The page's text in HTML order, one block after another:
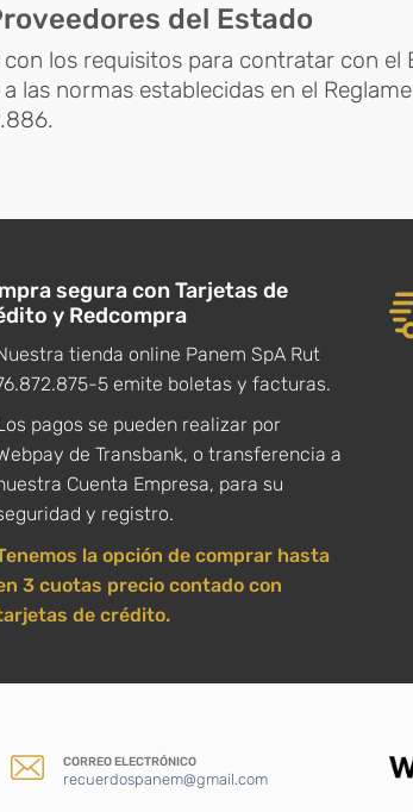
del Estado
los requisitos para contratar con el
las normas establecidas en el
segura con Tarjetas de
y Redcompra
tienda online Panem SpA Rut
5 emite boletas y facturas.
pagos se pueden realizar por
de Transbank, o transferencia a
Cuenta Empresa, para su
y registro.
la opción de comprar hasta
3 cuotas precio contado con
de crédito.
CORREO ELECTRÓNICO
recuerdospanem@gmail.com